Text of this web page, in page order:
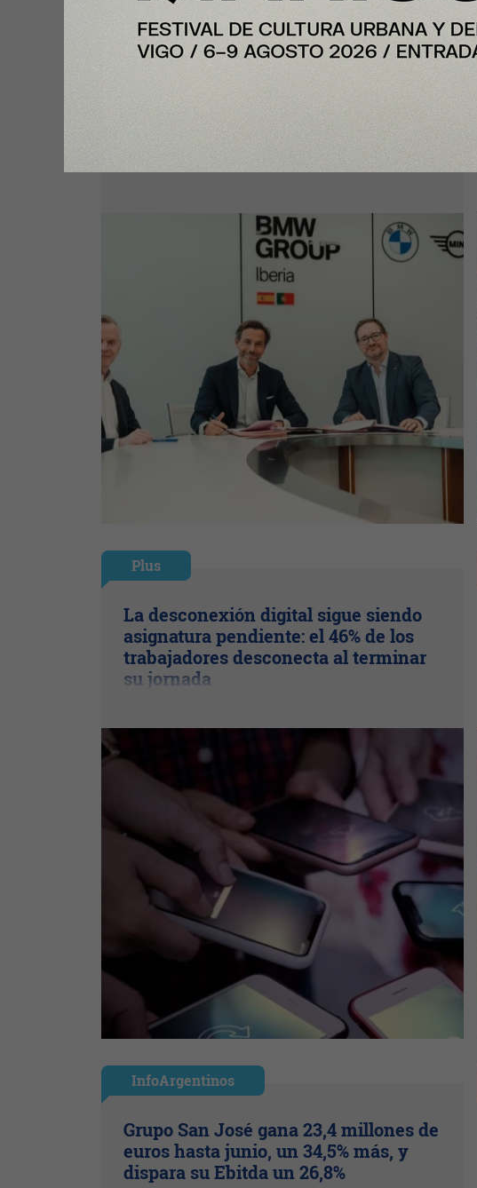
Enfoque
Portal de Posventa, herramienta que
digitaliza distintos procesos de la
actividad de taller bajo el lema
“Relax. We care”
Plus
La desconexión digital sigue siendo
asignatura pendiente: el 46% de los
trabajadores desconecta al terminar
su jornada
InfoArgentinos
Grupo San José gana 23,4 millones de
euros hasta junio, un 34,5% más, y
dispara su Ebitda un 26,8%